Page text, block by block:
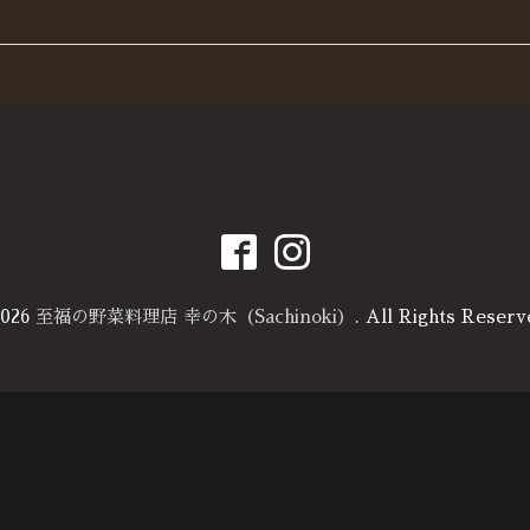
至福の野菜料理店 幸の木（Sachinoki） . All Rights